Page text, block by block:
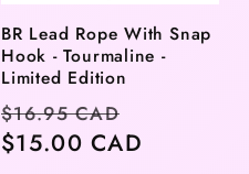
BR Lead Rope With Snap
Hook - Tourmaline -
Limited Edition
Prix
habituel
$16.95 CAD
soldé
$15.00 CAD